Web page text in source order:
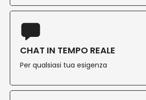
CHAT IN TEMPO REALE
Per qualsiasi tua esigenza